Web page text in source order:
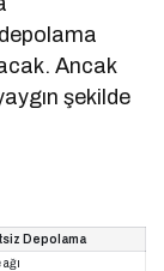
Ancak
şekilde
Depolama
ağı